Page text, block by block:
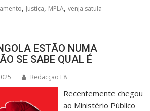
, Justiça, MPLA,venja satula
ESTÃO NUMA
SE SABE QUAL É
Redacção F8
Recentemente chegou
ao Ministério Público